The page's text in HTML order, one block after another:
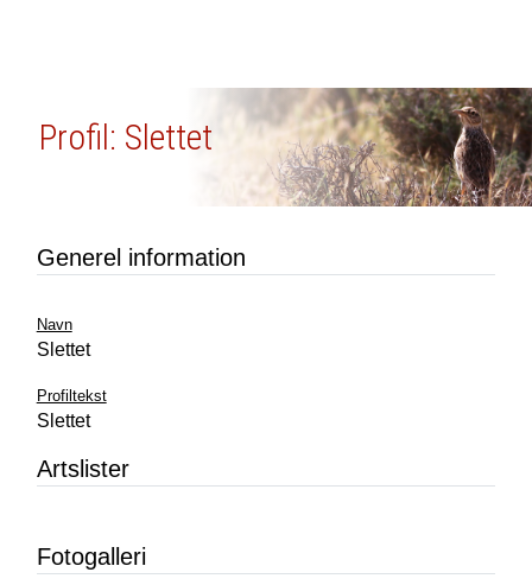
Profil: Slettet
Generel information
Navn
Slettet
Profiltekst
Slettet
Artslister
Fotogalleri